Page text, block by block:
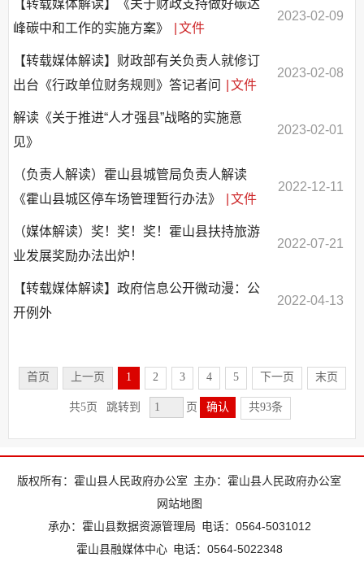
【转载媒体解读】《关于财政支持做好碳达
峰碳中和工作的实施方案》
文件
2023-02-09
【转载媒体解读】财政部有关负责人就修订
出台《行政单位财务规则》答记者问
文件
2023-02-08
解读《关于推进“人才强县”战略的实施意
见》
2023-02-01
（负责人解读）霍山县城管局负责人解读
《霍山县城区停车场管理暂行办法》
文件
2022-12-11
（媒体解读）奖！奖！奖！霍山县扶持旅游
业发展奖励办法出炉！
2022-07-21
【转载媒体解读】政府信息公开微动漫：公
开例外
2022-04-13
首页 上一页 1 2 3 4 5 下一页 末页
共5页 跳转到 页 确认 共93条
版权所有：霍山县人民政府办公室 主办：霍山县人民政府办公室
网站地图
承办：霍山县数据资源管理局 电话：0564-5031012
霍山县融媒体中心 电话：0564-5022348